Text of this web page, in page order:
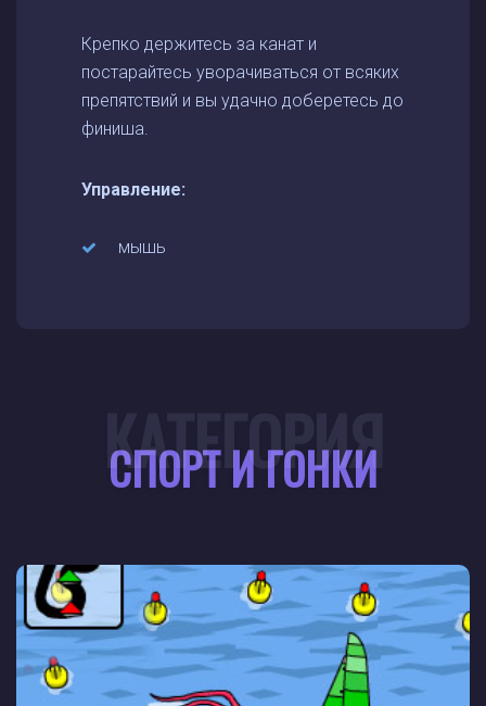
Крепко держитесь за канат и
постарайтесь уворачиваться от всяких
препятствий и вы удачно доберетесь до
финиша.
Управление:
мышь
СПОРТ И ГОНКИ
КАТЕГОРИЯ